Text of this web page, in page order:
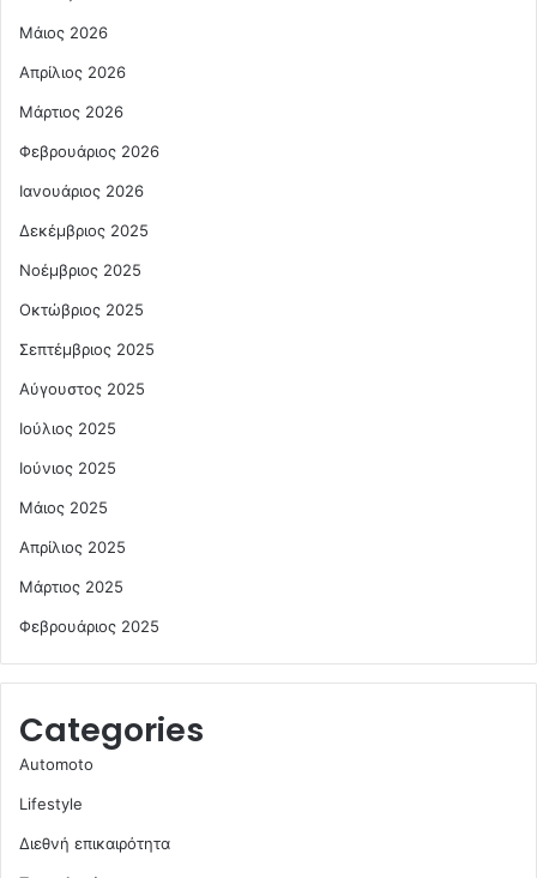
Μάιος 2026
Απρίλιος 2026
Μάρτιος 2026
Φεβρουάριος 2026
Ιανουάριος 2026
Δεκέμβριος 2025
Νοέμβριος 2025
Οκτώβριος 2025
Σεπτέμβριος 2025
Αύγουστος 2025
Ιούλιος 2025
Ιούνιος 2025
Μάιος 2025
Απρίλιος 2025
Μάρτιος 2025
Φεβρουάριος 2025
Categories
Automoto
Lifestyle
Διεθνή επικαιρότητα